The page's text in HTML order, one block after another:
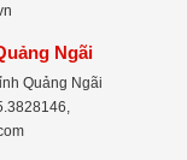
Ngãi
Quảng Ngãi